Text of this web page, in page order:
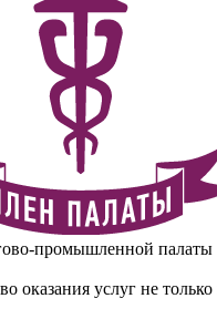
промышленной палаты
оказания услуг не